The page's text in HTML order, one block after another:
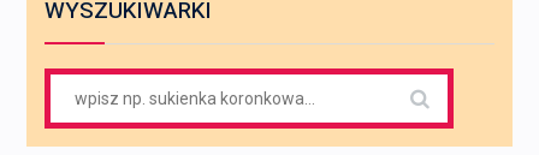
WYSZUKIWARKI
for: